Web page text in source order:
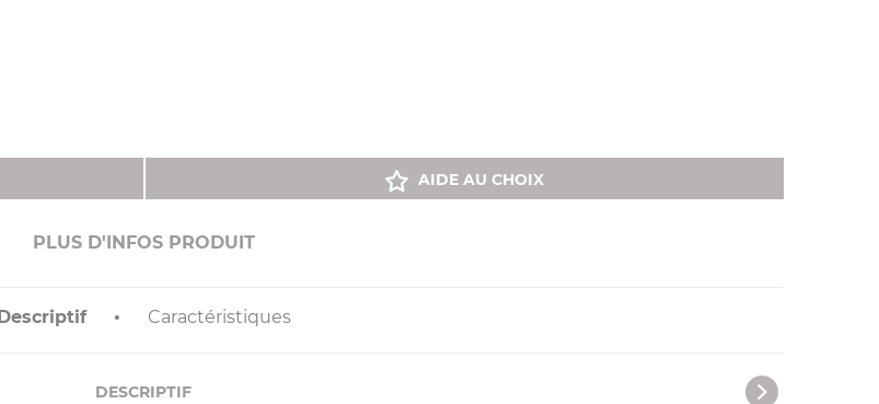
AIDE AU CHOIX
PLUS D'INFOS PRODUIT
Descriptif Caractéristiques
DESCRIPTIF